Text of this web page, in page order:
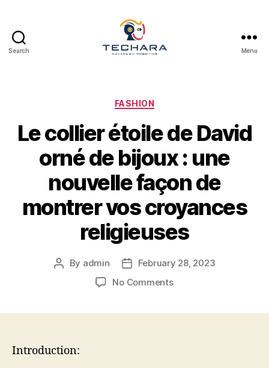
Search Menu
Categories
FASHION
Le collier étoile de David
orné de bijoux : une
nouvelle façon de
montrer vos croyances
religieuses
Post
By admin
Post
date
February 28, 2023
No Commentson
Introduction: